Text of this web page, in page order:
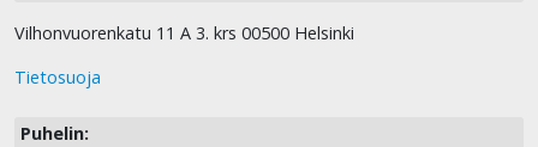
Vilhonvuorenkatu 11 A 3. krs 00500 Helsinki
Tietosuoja
Puhelin: